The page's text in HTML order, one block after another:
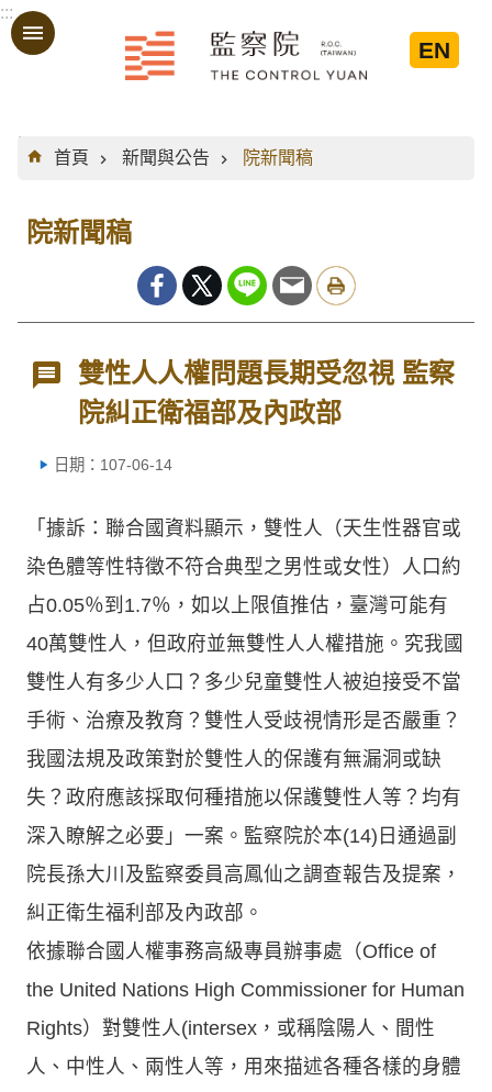
跳到主要內容區塊
:::
EN
:::
首頁
新聞與公告 院新聞稿
院新聞稿
雙性人人權問題長期受忽視 監察
院糾正衛福部及內政部
日期：107-06-14
「據訴：聯合國資料顯示，雙性人（天生性器官或
染色體等性特徵不符合典型之男性或女性）人口約
占0.05％到1.7％，如以上限值推估，臺灣可能有
40萬雙性人，但政府並無雙性人人權措施。究我國
雙性人有多少人口？多少兒童雙性人被迫接受不當
手術、治療及教育？雙性人受歧視情形是否嚴重？
我國法規及政策對於雙性人的保護有無漏洞或缺
失？政府應該採取何種措施以保護雙性人等？均有
深入瞭解之必要」一案。監察院於本(14)日通過副
院長孫大川及監察委員高鳳仙之調查報告及提案，
糾正衛生福利部及內政部。
依據聯合國人權事務高級專員辦事處（Office of
the United Nations High Commissioner for Human
Rights）對雙性人(intersex，或稱陰陽人、間性
人、中性人、兩性人等，用來描述各種各樣的身體